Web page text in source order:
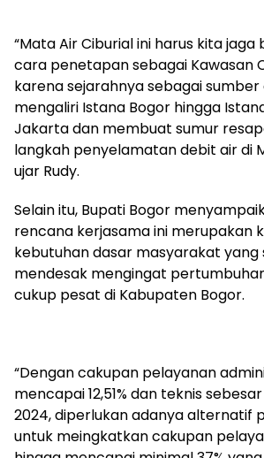
“Mata Air Ciburial ini harus kita
cara penetapan sebagai Kawasan
karena sejarahnya sebagai sumber
mengaliri Istana Bogor hingga
Jakarta dan membuat sumur
langkah penyelamatan debit air di
ujar Rudy.
Selain itu, Bupati Bogor
rencana kerjasama ini merupakan
kebutuhan dasar masyarakat yang
mendesak mengingat
cukup pesat di Kabupaten Bogor.
“Dengan cakupan pelayanan
mencapai 12,51% dan teknis sebesar
2024, diperlukan adanya alternatif
untuk meingkatkan cakupan